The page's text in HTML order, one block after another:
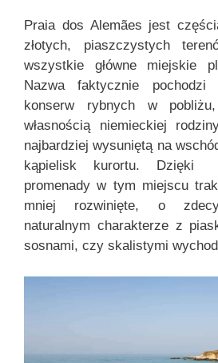
Praia dos Alemães jest
złotych, piaszczystych
wszystkie główne miejskie
Nazwa faktycznie
konserw rybnych w
własnością niemieckiej
najbardziej wysuniętą na
kąpielisk kurortu. Dzięki
promenady w tym miejscu
mniej rozwinięte, o
naturalnym charakterze z
sosnami, czy skalistymi